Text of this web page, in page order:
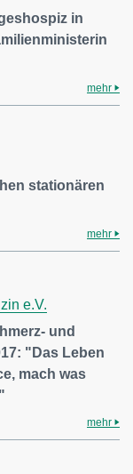
in
mehr
stationären
mehr
e.V.
und
"Das Leben
mach was
mehr